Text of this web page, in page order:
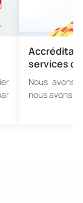
services
Nous avons
nous avons